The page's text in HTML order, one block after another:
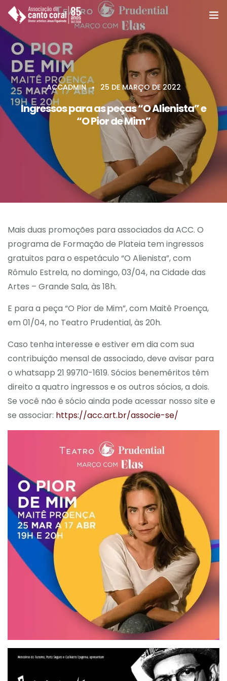
A ACC
Coros e Grupos
Cursos
Notícias e eventos
Agenda e programas
ACCADMIN 25 DE MARÇO DE 2022
Ingressos para as peças “O Alienista” e
“O Pior de Mim”
Mais duas promoções para associados da ACC. O
programa de Formação de Plateia tem ingressos
gratuitos para o espetáculo “O Alienista”, com
Rômulo Estrela, no domingo, 03/04, na Cidade das
Artes – Grande Sala, às 18h.
E para a peça “O Pior de Mim”, com Maitê Proença,
em 01/04, no Teatro Prudential, às 20h.
Caso tenha interesse e estiver em dia com sua
contribuição mensal de associado, deve avisar para
o whatsapp 21 99710-1619. Sócios beneméritos têm
direito a quatro ingressos e os outros sócios, a dois.
Se você não é sócio ainda pode acessar nosso site e
se associar: https://acc.art.br/associe-se/